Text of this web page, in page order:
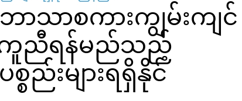
ာသာစကားကျွမ်းကျင်
ညီရန်မည်သည့်
စည်းများရရှိနိုင်